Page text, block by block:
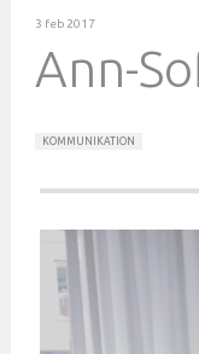
3 feb 2017
Ann-
KOMMUNIKATION